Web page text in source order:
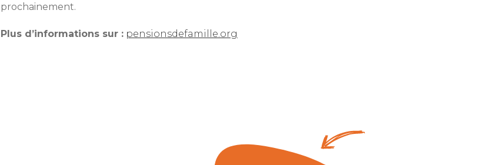
prochainement.
Plus d’informations sur : pensionsdefamille.org